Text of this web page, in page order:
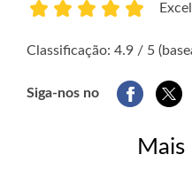
Classificação: 4.9 / 5
Siga-nos no
Mais